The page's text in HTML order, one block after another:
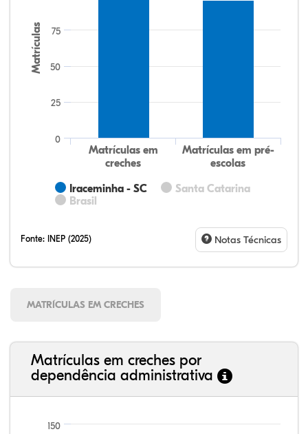
Matrículas
Iraceminha - SC
Santa Catarina
Brasil
Matrículas em
creches
Matrículas em pré-
escolas
0
25
50
75
Fonte: INEP (2025) Notas Técnicas
MATRÍCULAS EM CRECHES
Matrículas em creches por
dependência administrativa
150